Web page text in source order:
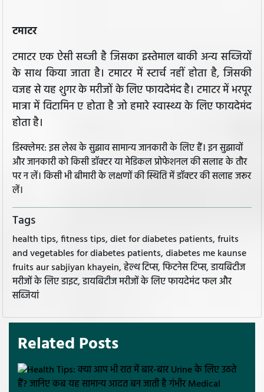
टमाटर
टमाटर एक ऐसी सब्जी है जिसका इस्तेमाल बाकी अन्य सब्जियों
के साथ किया जाता है। टमाटर में स्टार्च नहीं होता है, जिसकी
वजह से यह शुगर के मरीजों के लिए फायदेमंद है। टमाटर में भरपूर
मात्रा में विटामिन ए होता है जो हमारे स्वास्थ्य के लिए फायदेमंद
होता है।
डिस्क्लेमर: इस लेख के सुझाव सामान्य जानकारी के लिए हैं। इन सुझावों
और जानकारी को किसी डॉक्टर या मेडिकल प्रोफेशनल की सलाह के तौर
पर न लें। किसी भी बीमारी के लक्षणों की स्थिति में डॉक्टर की सलाह जरूर
लें।
Tags
health tips, fitness tips, diet for diabetes patients, fruits
and vegetables for diabetes patients, diabetes me kaunse
fruits aur sabjiyan khayein, हेल्थ टिप्स, फिटनेस टिप्स, डायबिटीज
मरीजों के लिए डाइट, डायबिटीज मरीजों के लिए फायदेमंद फल और
सब्जियां
Related Posts